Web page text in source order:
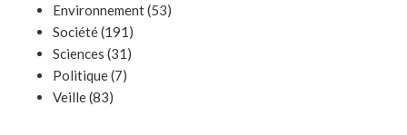
Environnement(53)
Société(191)
Sciences (31)
Politique(7)
Veille(83)